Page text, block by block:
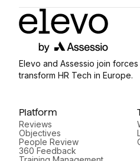
Elevo and Assessio join forces
transform HR Tech in Europe.
Platform
Reviews
Objectives
People Review
360 Feedback